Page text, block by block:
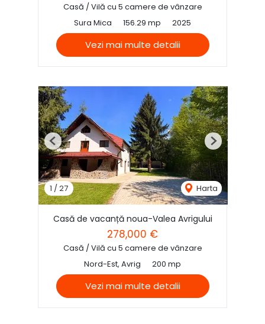
Casă / Vilă cu 5 camere de vânzare
Sura Mica
156.29 mp 2025
Vezi mai multe detalii
1 /27 Harta
Previous Next
Casă de vacanță noua-Valea Avrigului
278,000 €
Casă / Vilă cu 5 camere de vânzare
Nord-Est, Avrig
200 mp
Vezi mai multe detalii